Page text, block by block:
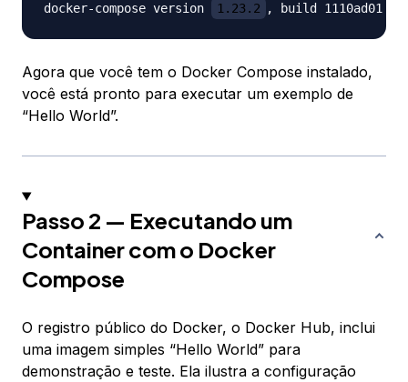
docker-compose version
1.23.2
Agora que você tem o Docker Compose instalado,
você está pronto para executar um exemplo de
“Hello World”.
Passo 2 — Executando um
Container com o Docker
Compose
O registro público do Docker, o Docker Hub, inclui
uma imagem simples “Hello World” para
demonstração e teste. Ela ilustra a configuração